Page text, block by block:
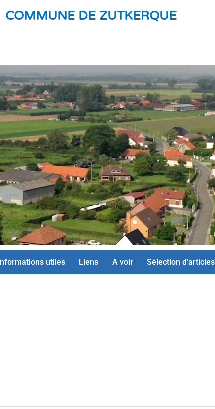
COMMUNE DE ZUTKERQUE
Informations utiles Liens A voir Sélection d’articles